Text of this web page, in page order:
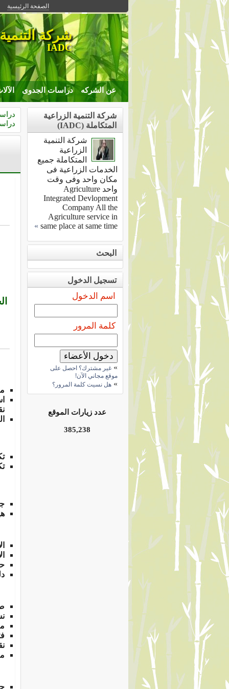
الصفحة الرئيسية
شركة
IADC
عن الشركه دراسات الجدوى
شركة التنمية الزراعية
المتكاملة (IADC)
شركة التنمية
الزراعية
المتكاملة جميع
الخدمات الزراعية فى
مكان واحد وفى وقت
واحد Agriculture
Integrated Devlopment
Company All the
Agriculture service in
same place at same time
»
البحث
تسجيل الدخول
اسم الدخول
كلمة المرور
» غير مشترك؟ احصل على
موقع مجاني الآن!
» هل نسيت كلمة المرور؟
عدد زيارات الموقع
385,238